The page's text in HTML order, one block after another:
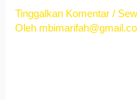
Tinggalkan Komentar /
Oleh